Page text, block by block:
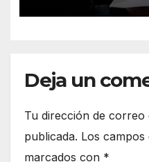
Deja un
Tu dirección de
publicada. Los
marcados con *